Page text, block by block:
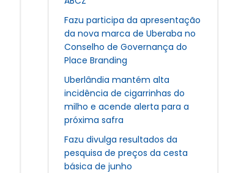
Fazu participa da apresentação
da nova marca de Uberaba no
Conselho de Governança do
Place Branding
Uberlândia mantém alta
incidência de cigarrinhas do
milho e acende alerta para a
próxima safra
Fazu divulga resultados da
pesquisa de preços da cesta
básica de junho